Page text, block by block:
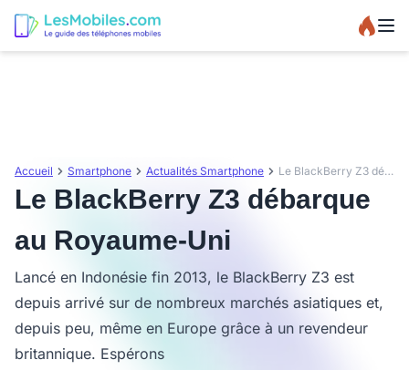
Accueil Smartphone Actualités Smartphone Le BlackBerry Z3 débarque au Royaume-Uni
Le BlackBerry Z3 débarque
au Royaume-Uni
Lancé en Indonésie fin 2013, le BlackBerry Z3 est
depuis arrivé sur de nombreux marchés asiatiques et,
depuis peu, même en Europe grâce à un revendeur
britannique. Espérons